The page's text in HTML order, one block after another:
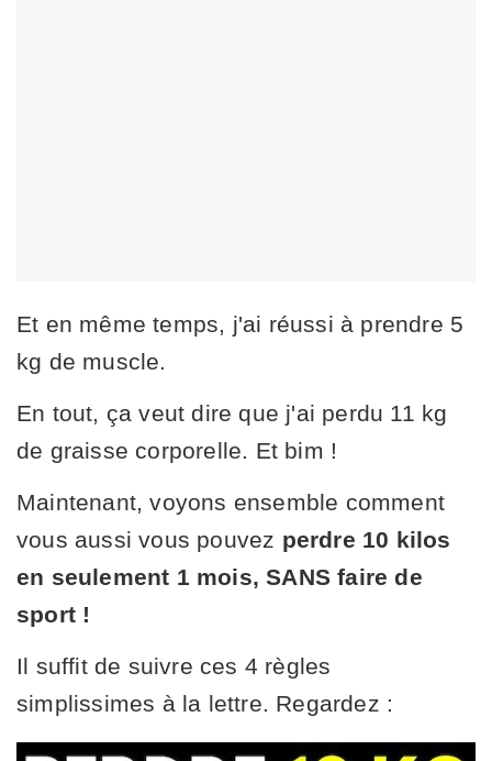
Et en même temps, j'ai réussi à prendre 5
kg de muscle.
En tout, ça veut dire que j'ai perdu 11 kg
de graisse corporelle. Et bim !
Maintenant, voyons ensemble comment
vous aussi vous pouvez perdre 10 kilos
en seulement 1 mois, SANS faire de
sport !
Il suffit de suivre ces 4 règles
simplissimes à la lettre. Regardez :